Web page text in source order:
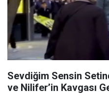
Sevdiğim Sensin
ve Nilifer’in Kavgası